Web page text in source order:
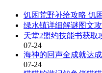
饥困荒野补给攻略 饥
绿水镇详细解谜图文
天堂2盟约技能书获取
07-24
海神的回声全成就达
07-24